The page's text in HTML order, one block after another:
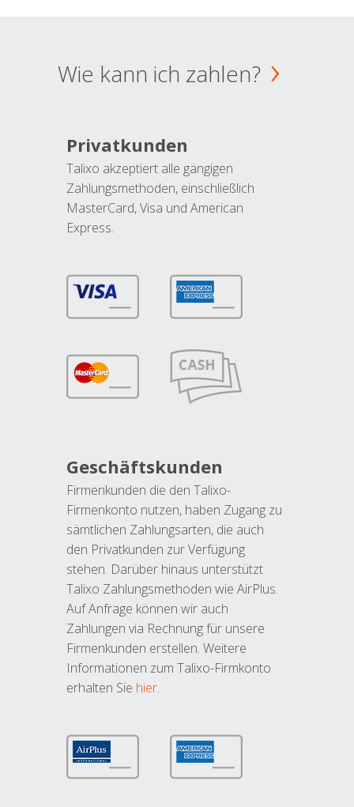
Wie kann ich zahlen?
Privatkunden
Talixo akzeptiert alle gängigen
Zahlungsmethoden, einschließlich
MasterCard, Visa und American
Express.
Geschäftskunden
Firmenkunden die den Talixo-
Firmenkonto nutzen, haben Zugang zu
sämtlichen Zahlungsarten, die auch
den Privatkunden zur Verfügung
stehen. Darüber hinaus unterstützt
Talixo Zahlungsmethoden wie AirPlus.
Auf Anfrage können wir auch
Zahlungen via Rechnung für unsere
Firmenkunden erstellen. Weitere
Informationen zum Talixo-Firmkonto
erhalten Sie hier.